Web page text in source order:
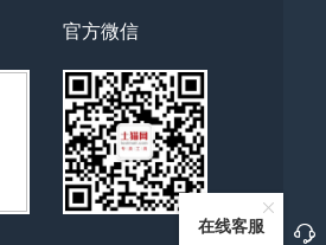
在线客服
官方微信